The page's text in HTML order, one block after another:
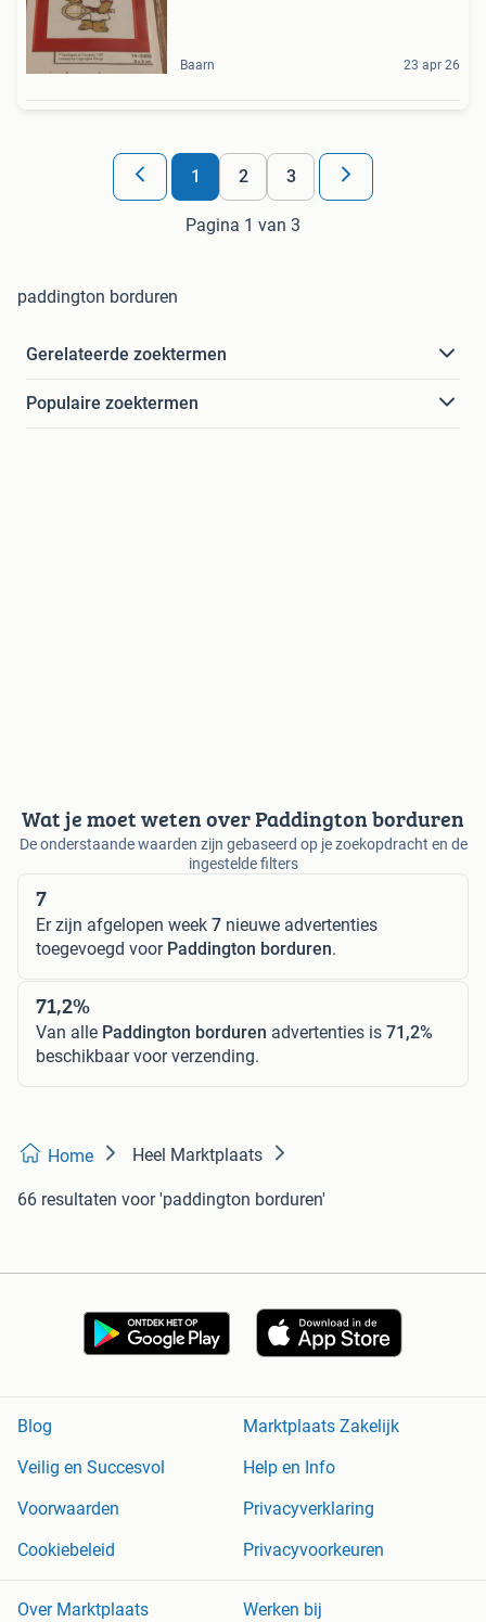
Baarn 23 apr 26
1 2 3
Pagina 1 van 3
paddington borduren
Gerelateerde zoektermen
Populaire zoektermen
Wat je moet weten over Paddington borduren
De onderstaande waarden zijn gebaseerd op je zoekopdracht en de
ingestelde filters
7
Er zijn afgelopen week 7 nieuwe advertenties
toegevoegd voor Paddington borduren.
71,2%
Van alle Paddington borduren advertenties is 71,2%
beschikbaar voor verzending.
Home Heel Marktplaats
66 resultaten voor 'paddington borduren'
Blog
Marktplaats Zakelijk
Veilig en Succesvol
Help en Info
Voorwaarden
Privacyverklaring
Cookiebeleid
Privacyvoorkeuren
Over Marktplaats Werken bij